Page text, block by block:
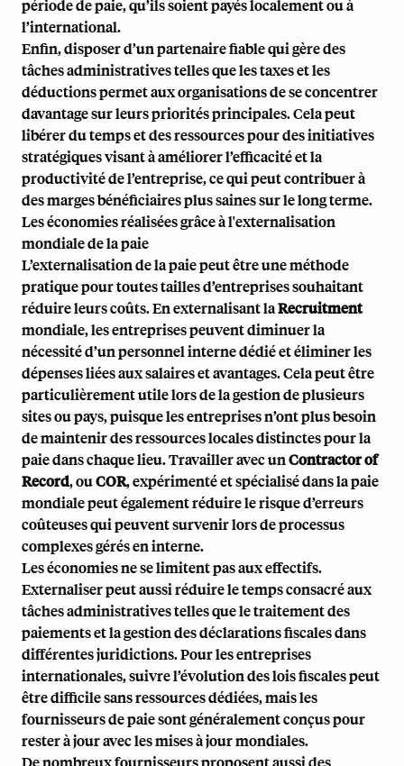
période de paie, qu’ils soient payés localement ou à
l’international.
Enfin, disposer d’un partenaire fiable qui gère des
tâches administratives telles que les taxes et les
déductions permet aux organisations de se concentrer
davantage sur leurs priorités principales. Cela peut
libérer du temps et des ressources pour des initiatives
stratégiques visant à améliorer l’efficacité et la
productivité de l’entreprise, ce qui peut contribuer à
des marges bénéficiaires plus saines sur le long terme.
Les économies réalisées grâce à l'externalisation
mondiale de la paie
L’externalisation de la paie peut être une méthode
pratique pour toutes tailles d’entreprises souhaitant
réduire leurs coûts. En externalisant laRecruitment
mondiale, les entreprises peuvent diminuer la
nécessité d’un personnel interne dédié et éliminer les
dépenses liées aux salaires et avantages. Cela peut être
particulièrement utile lors de la gestion de plusieurs
sites ou pays, puisque les entreprises n’ont plus besoin
de maintenir des ressources locales distinctes pour la
paie dans chaque lieu. Travailler avec unContractor of
Record, ouCOR, expérimenté et spécialisé dans la paie
mondiale peut également réduire le risque d’erreurs
coûteuses qui peuvent survenir lors de processus
complexes gérés en interne.
Les économies ne se limitent pas aux effectifs.
Externaliser peut aussi réduire le temps consacré aux
tâches administratives telles que le traitement des
paiements et la gestion des déclarations fiscales dans
différentes juridictions. Pour les entreprises
internationales, suivre l’évolution des lois fiscales peut
être difficile sans ressources dédiées, mais les
fournisseurs de paie sont généralement conçus pour
rester à jour avec les mises à jour mondiales.
De nombreux fournisseurs proposent aussi des